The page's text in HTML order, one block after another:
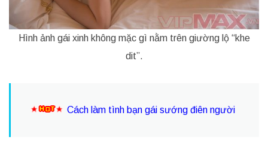
Hình ảnh gái xinh không mặc gì nằm trên giường lộ “khe
dit”.
Cách làm tình bạn gái sướng điên người